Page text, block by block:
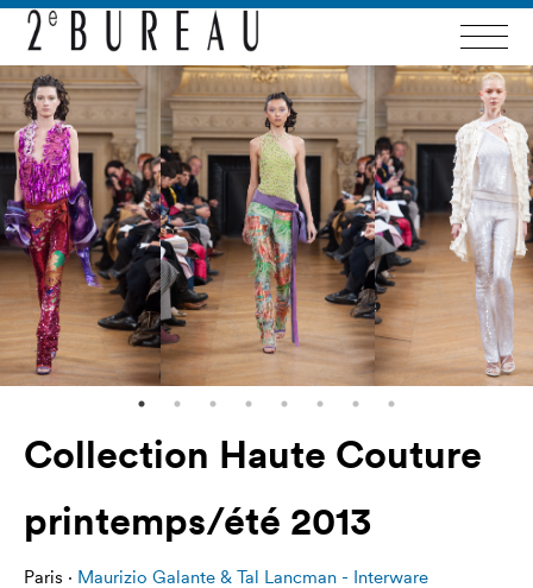
Collection Haute Couture
printemps/été 2013
Paris · Maurizio Galante & Tal Lancman - Interware